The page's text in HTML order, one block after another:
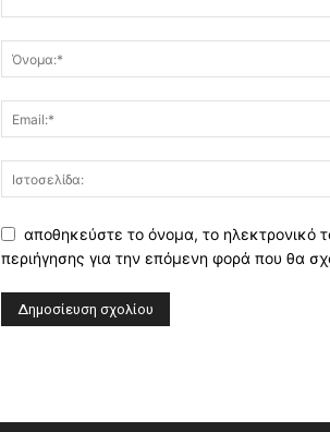
αποθηκεύστε το όνομα, το ηλεκτρονικό
περιήγησης για την επόμενη φορά που θα